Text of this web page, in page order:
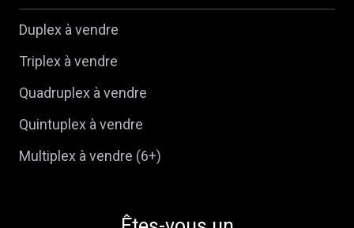
Duplex à vendre
Triplex à vendre
Quadruplex à vendre
Quintuplex à vendre
Multiplex à vendre (6+)